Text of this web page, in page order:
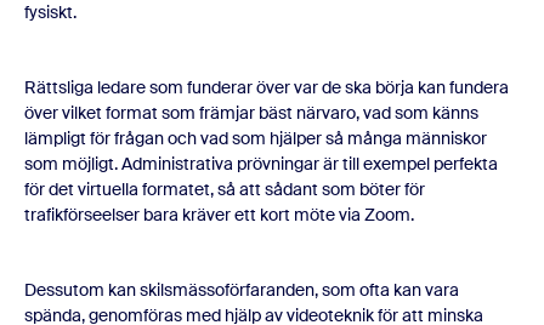
fysiskt.
Rättsliga ledare som funderar över var de ska börja kan fundera
över vilket format som främjar bäst närvaro, vad som känns
lämpligt för frågan och vad som hjälper så många människor
som möjligt. Administrativa prövningar är till exempel perfekta
för det virtuella formatet, så att sådant som böter för
trafikförseelser bara kräver ett kort möte via Zoom.
Dessutom kan skilsmässoförfaranden, som ofta kan vara
spända, genomföras med hjälp av videoteknik för att minska